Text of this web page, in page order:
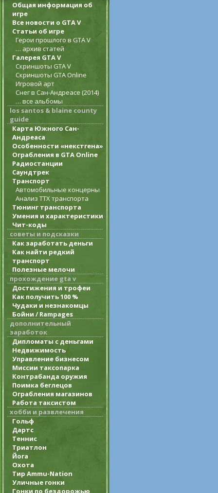
Общая информация об
игре
Все новости о GTA V
Статьи об игре
Герои прошлого в GTA V
… архив статей
Галерея GTA V
Скриншоты GTA V
Скриншоты GTA Online
Игровой арт
Снег в Сан-Андреасе (2014)
… все альбомы
los santos & blaine county
guide
Карта Южного Сан-
Андреаса
Особенности «некстгена»
Ограбления в GTA Online
Радиостанции
Саундтрек
Транспорт
Автомобильные концерны
Анализ ТТХ транспорта
Тюнинг транспорта
Умения и характеристики
Чит-коды
советы и подсказки
Как заработать деньги
Как найти редкий
транспорт
Полезные мелочи
прохождение gta v
Достижения и трофеи
Как получить 100 %
Чудаки и незнакомцы
Бойни / Rampages
дополнительный
заработок
Дипломаты с деньгами
Недвижимость
Управление бизнесом
Миссии таксопарка
Контрабанда оружия
Поимка беглецов
Ограбления магазинов
Работа таксистом
хобби и развлечения
Гольф
Дартс
Теннис
Триатлон
Йога
Охота
Тир Ammu-Nation
Уличные гонки
Гонки по бездорожью